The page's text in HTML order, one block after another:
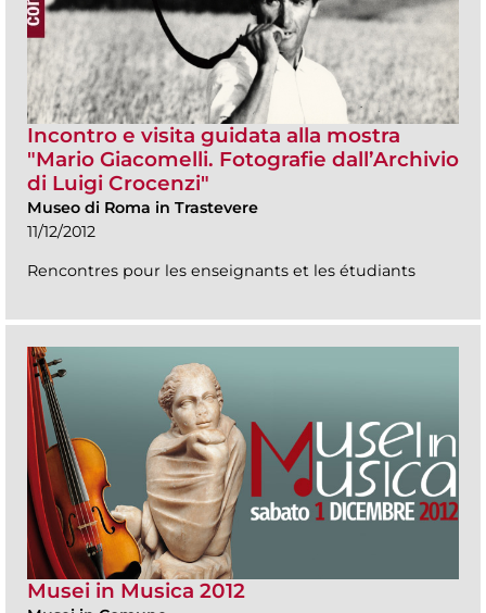
Incontro e visita guidata alla mostra
"Mario Giacomelli. Fotografie dall’Archivio
di Luigi Crocenzi"
Museo di Roma in Trastevere
11/12/2012
Rencontres pour les enseignants et les étudiants
Musei in Musica 2012